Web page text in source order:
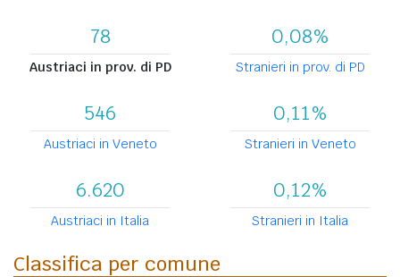
78
Austriaci in prov. di PD
0,08%
Stranieri in prov. di PD
546
Austriaci in Veneto
0,11%
Stranieri in Veneto
6.620
Austriaci in Italia
0,12%
Stranieri in Italia
Classifica per comune